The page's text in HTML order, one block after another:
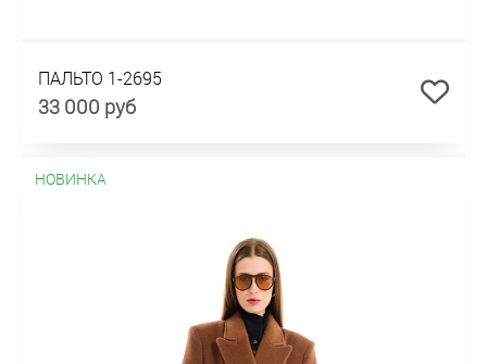
ПАЛЬТО 1-2695
33 000 руб
НОВИНКА